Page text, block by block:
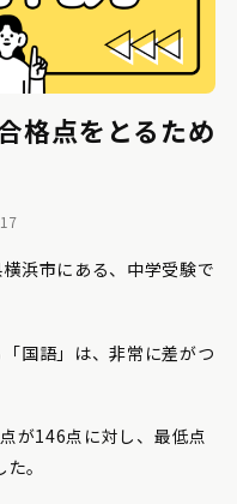
格点をとるため
浜市にある、中学受験で
国語」は、非常に差がつ
が146点に対し、最低点
。